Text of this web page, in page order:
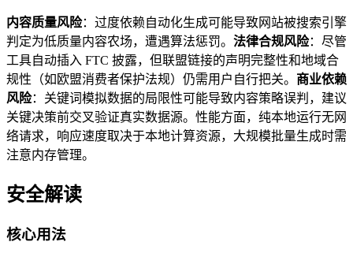
内容质量风险：过度依赖自动化生成可能导致网站被搜索引擎
判定为低质量内容农场，遭遇算法惩罚。 法律合规风险：尽管
工具自动插入 FTC 披露，但联盟链接的声明完整性和地域合
规性（如欧盟消费者保护法规）仍需用户自行把关。 商业依赖
风险：关键词模拟数据的局限性可能导致内容策略误判，建议
关键决策前交叉验证真实数据源。性能方面，纯本地运行无网
络请求，响应速度取决于本地计算资源，大规模批量生成时需
注意内存管理。
安全解读
核心用法